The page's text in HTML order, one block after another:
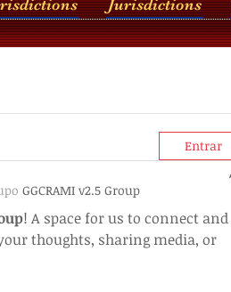
Jurisdictions
Entrar
GGCRAMI v2.5 Group
! A space for us to connect and
thoughts, sharing media, or